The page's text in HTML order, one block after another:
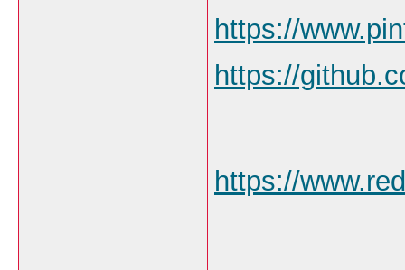
https://
https://
https://